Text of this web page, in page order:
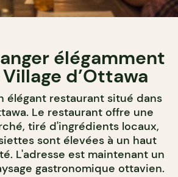
élégamment
d’Ottawa
élégant restaurant situé dans
Le restaurant offre une
tiré d'ingrédients locaux,
sont élevées à un haut
L'adresse est maintenant un
gastronomique ottavien.